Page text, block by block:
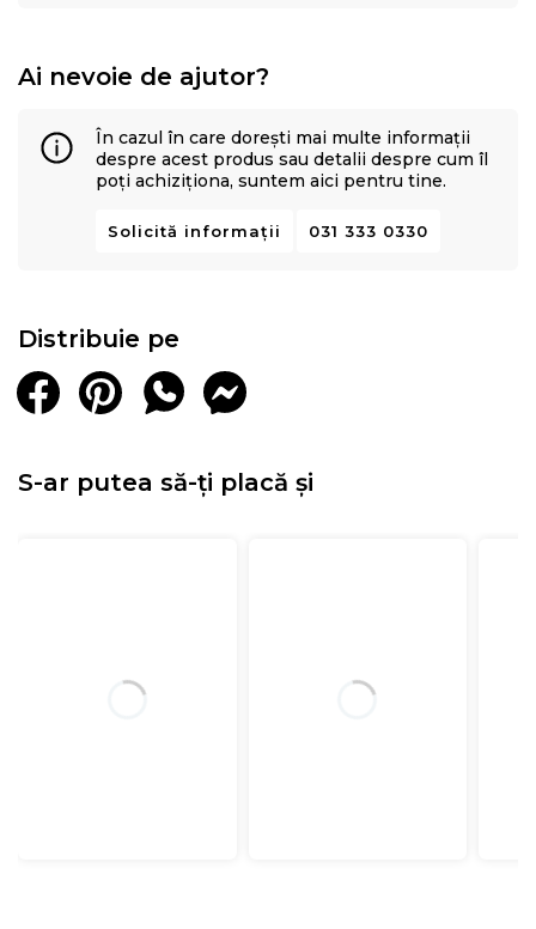
Ai nevoie de ajutor?
În cazul în care dorești mai multe informații
despre acest produs sau detalii despre cum îl
poți achiziționa, suntem aici pentru tine.
Solicită informații 031 333 0330
Distribuie pe
S-ar putea să-ți placă și